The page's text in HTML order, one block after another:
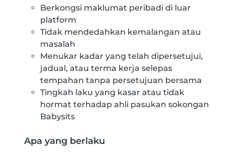
Berkongsi maklumat peribadi di luar
platform
Tidak mendedahkan kemalangan atau
masalah
Menukar kadar yang telah dipersetujui,
jadual, atau terma kerja selepas
tempahan tanpa persetujuan bersama
Tingkah laku yang kasar atau tidak
hormat terhadap ahli pasukan sokongan
Babysits
Apa yang berlaku